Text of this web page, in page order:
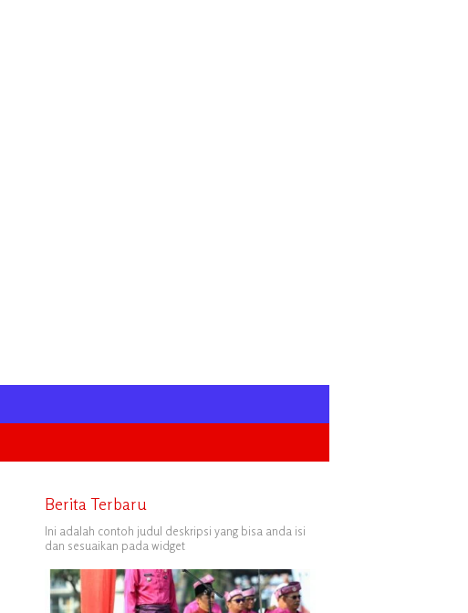
Berita Terbaru
Ini adalah contoh judul deskripsi yang bisa anda isi
dan sesuaikan pada widget